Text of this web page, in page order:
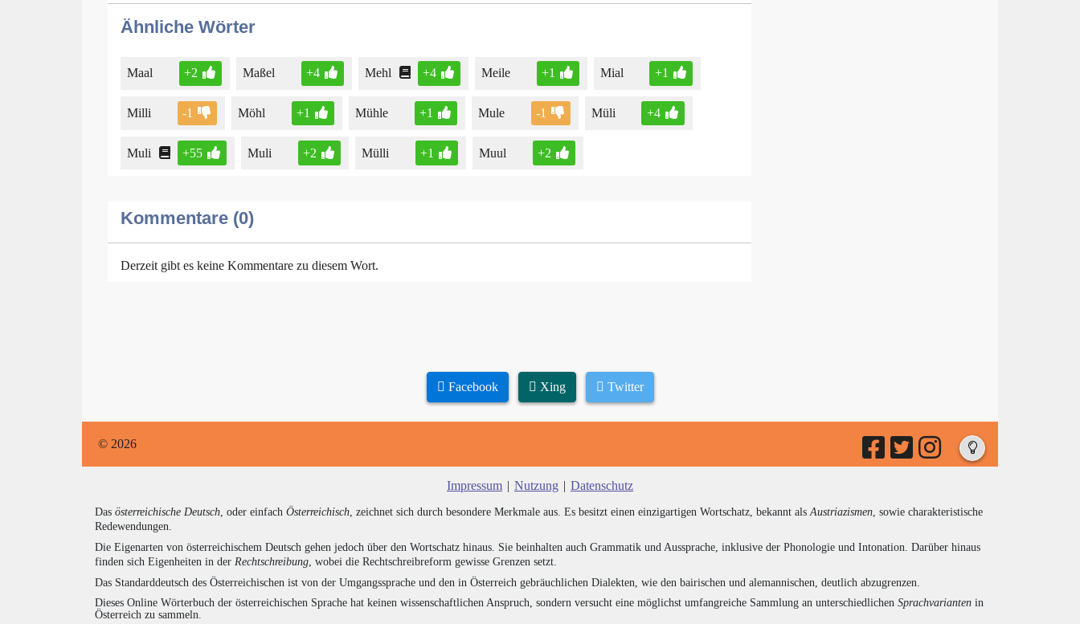
Ähnliche Wörter
Maal +2 Maßel +4 Mehl +4 Meile +1 Mial +1
Milli -1 Möhl +1 Mühle +1 Mule -1 Müli +4
Muli +55 Muli +2 Mülli +1 Muul +2
Kommentare (0)
Derzeit gibt es keine Kommentare zu diesem Wort.
Facebook Xing Twitter
© 2026
Impressum | Nutzung | Datenschutz
Das österreichische Deutsch, oder einfach Österreichisch, zeichnet sich durch besondere Merkmale aus. Es besitzt einen einzigartigen Wortschatz, bekannt alsAustriazismen, sowie charakteristische
Redewendungen.
Die Eigenarten von österreichischem Deutsch gehen jedoch über den Wortschatz hinaus. Sie beinhalten auch Grammatik und Aussprache, inklusive der Phonologie und Intonation. Darüber hinaus
finden sich Eigenheiten in der Rechtschreibung, wobei die Rechtschreibreform gewisse Grenzen setzt.
Das Standarddeutsch des Österreichischen ist von der Umgangssprache und den in Österreich gebräuchlichen Dialekten, wie den bairischen und alemannischen, deutlich abzugrenzen.
Dieses Online Wörterbuch der österreichischen Sprache hat keinen wissenschaftlichen Anspruch, sondern versucht eine möglichst umfangreiche Sammlung an unterschiedlichen Sprachvarianten in
Österreich zu sammeln.